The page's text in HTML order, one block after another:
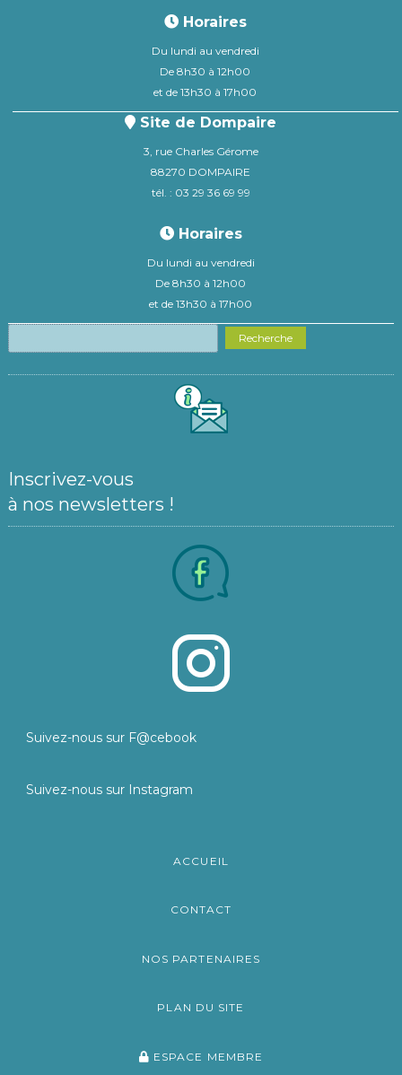
Horaires
Du lundi au vendredi
De 8h30 à 12h00
et de 13h30 à 17h00
Site de Dompaire
3, rue Charles Gérome
88270 DOMPAIRE
tél. : 03 29 36 69 99
Horaires
Du lundi au vendredi
De 8h30 à 12h00
et de 13h30 à 17h00
Recherche
Inscrivez-vous
à nos newsletters !
Suivez-nous sur F@cebook
Suivez-nous sur Instagram
ACCUEIL
CONTACT
NOS PARTENAIRES
PLAN DU SITE
ESPACE MEMBRE